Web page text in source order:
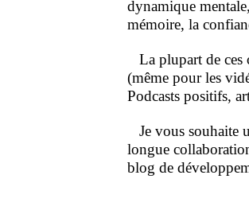
dynamique
mémoire, la
La plupart de ces
(même pour les
Podcasts positifs,
Je vous souhaite
longue
blog de